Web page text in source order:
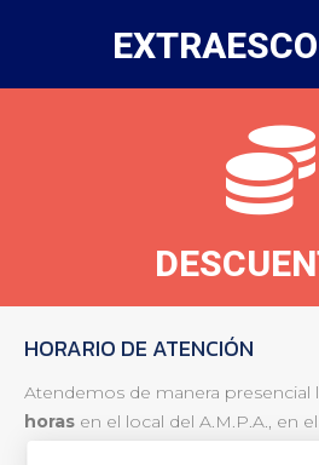
HORARIO DE ATENCIÓN
Atendemos de manera presencial
horas en el local del A.M.P.A., en